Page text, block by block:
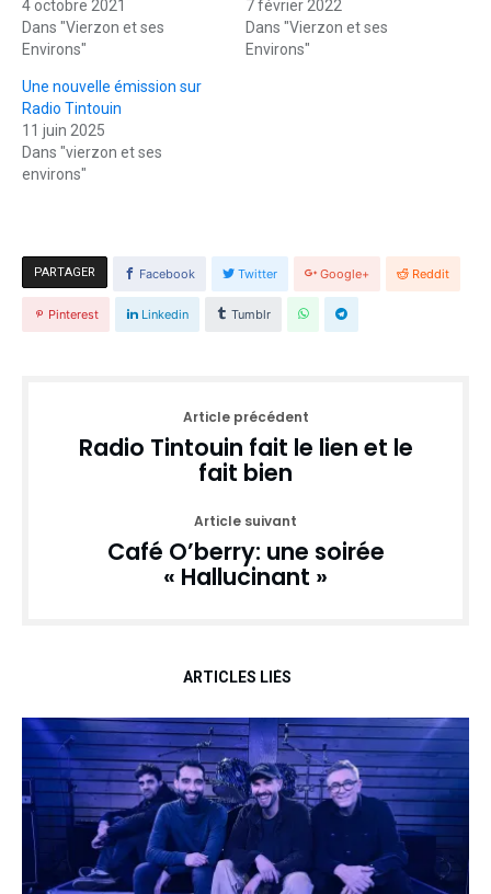
4 octobre 2021
Dans "Vierzon et ses
Environs"
7 février 2022
Dans "Vierzon et ses
Environs"
Une nouvelle émission sur
Radio Tintouin
11 juin 2025
Dans "vierzon et ses
environs"
PARTAGER Facebook Twitter Google+ Reddit
Pinterest Linkedin Tumblr
Article précédent
Radio Tintouin fait le lien et le
fait bien
Article suivant
Café O’berry: une soirée
« Hallucinant »
ARTICLES LIÉS